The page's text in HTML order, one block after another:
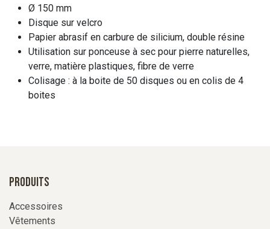
Ø 150 mm
Disque sur velcro
Papier abrasif en carbure de silicium, double résine
Utilisation sur ponceuse à sec pour pierre naturelles,
verre, matière plastiques, fibre de verre
Colisage : à la boite de 50 disques ou en colis de 4
boites
Produits
Accessoires
Vêtements